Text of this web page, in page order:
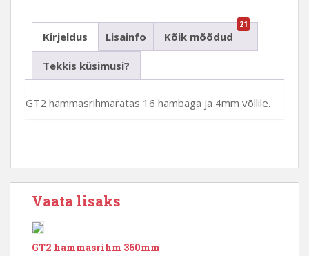
võllile
kogusKirjeldus Lisainfo Kõik mõõdud
21
Tekkis küsimusi?
GT2 hammasrihmaratas 16 hambaga ja 4mm võllile.
Vaata lisaks
GT2 hammasrihm 360mm